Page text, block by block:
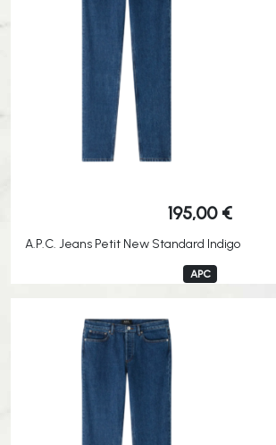
195,00 €
A.P.C. Jeans Petit New Standard Indigo
APC